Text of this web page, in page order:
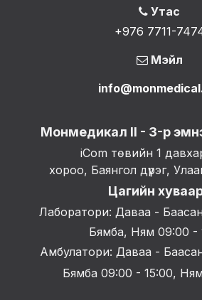
Утас
+976 7711-
Мэйл
Монмедикал II - 3-р
iCom төвийн 1
хороо, Баянгол дүүрэг,
Цагийн
Лаборатори: Даваа -
Бямба, Ням 09:00 -
Амбулатори: Даваа -
Бямба 09:00 - 15:00,